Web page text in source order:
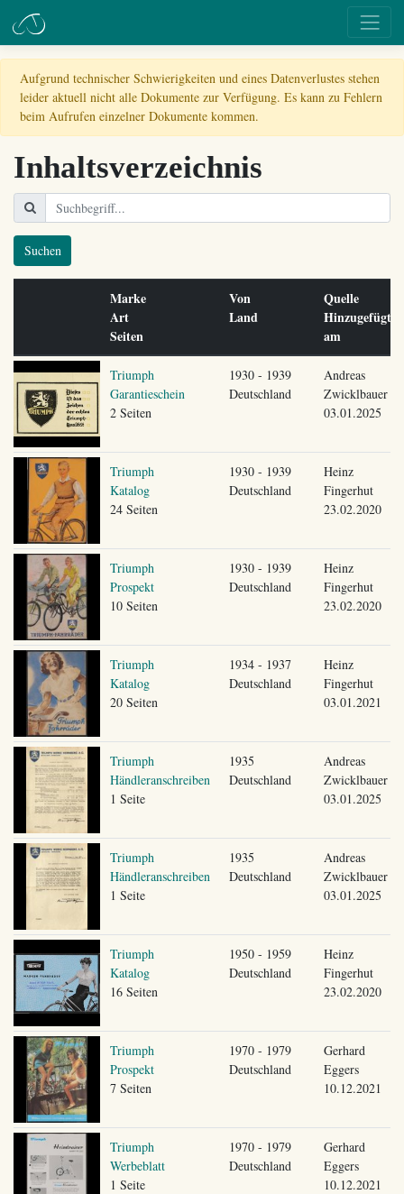
Aufgrund technischer Schwierigkeiten und eines Datenverlustes stehen
leider aktuell nicht alle Dokumente zur Verfügung. Es kann zu Fehlern
beim Aufrufen einzelner Dokumente kommen.
Inhaltsverzeichnis
Suchen
Marke
Art
Seiten
Von
Land
Quelle
Hinzugefügt
am
Triumph
Garantieschein
2 Seiten
1930 - 1939
Deutschland
Andreas
Zwicklbauer
03.01.2025
Triumph
Katalog
24 Seiten
1930 - 1939
Deutschland
Heinz
Fingerhut
23.02.2020
Triumph
Prospekt
10 Seiten
1930 - 1939
Deutschland
Heinz
Fingerhut
23.02.2020
Triumph
Katalog
20 Seiten
1934 - 1937
Deutschland
Heinz
Fingerhut
03.01.2021
Triumph
Händleranschreiben
1 Seite
1935
Deutschland
Andreas
Zwicklbauer
03.01.2025
Triumph
Händleranschreiben
1 Seite
1935
Deutschland
Andreas
Zwicklbauer
03.01.2025
Triumph
Katalog
16 Seiten
1950 - 1959
Deutschland
Heinz
Fingerhut
23.02.2020
Triumph
Prospekt
7 Seiten
1970 - 1979
Deutschland
Gerhard
Eggers
10.12.2021
Triumph
Werbeblatt
1 Seite
1970 - 1979
Deutschland
Gerhard
Eggers
10.12.2021